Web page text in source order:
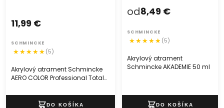
Akrylový atrament Schmincke
AERO COLOR Professional Total
11,99 €
SCHMINCKE
(5)
Akrylový atrament
Schmincke AKADEMIE 50 ml
od8,49 €
SCHMINCKE
(5)